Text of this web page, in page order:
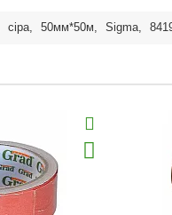
сіра, 50мм*50м, Sigma,